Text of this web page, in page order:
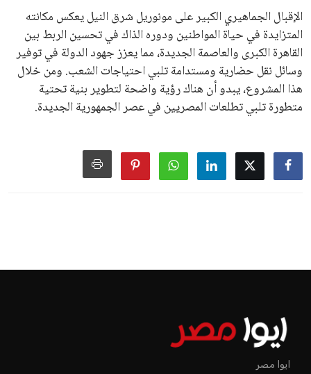
الإقبال الجماهيري الكبير على مونوريل شرق النيل يعكس مكانته
المتزايدة في حياة المواطنين ودوره الذاك في تحسين الربط بين
القاهرة الكبرى والعاصمة الجديدة، مما يعزز جهود الدولة في توفير
وسائل نقل حضارية ومستدامة تلبي احتياجات الشعب. ومن خلال
هذا المشروع، يبدو أن هناك رؤية واضحة لتطوير بنية تحتية
متطورة تلبي تطلعات المصريين في عصر الجمهورية الجديدة.
ايوا مصر